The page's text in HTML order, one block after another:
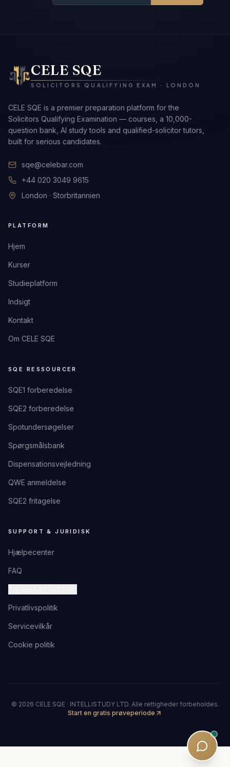
CELE SQE
SOLICITORS QUALIFYING EXAM · LONDON
CELE SQE is a premier preparation platform for the
Solicitors Qualifying Examination — courses, a 10,000-
question bank, AI study tools and qualified-solicitor tutors,
built for serious candidates.
sqe@celebar.com
+44 020 3049 9615
London · Storbritannien
PLATFORM
Hjem
Kurser
Studieplatform
Indsigt
Kontakt
Om CELE SQE
SQE RESSOURCER
SQE1 forberedelse
SQE2 forberedelse
Spotundersøgelser
Spørgsmålsbank
Dispensationsvejledning
QWE anmeldelse
SQE2 fritagelse
SUPPORT & JURIDISK
Hjælpecenter
FAQ
Privatlivspolitik
Servicevilkår
Cookie politik
© 2026 CELE SQE · INTELLISTUDY LTD. Alle rettigheder forbeholdes.
Start en gratis prøveperiode